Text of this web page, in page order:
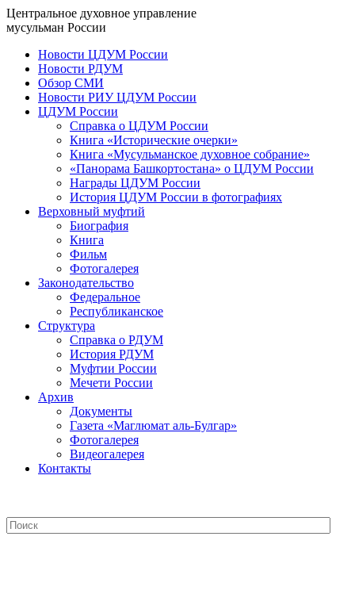
Центральное духовное управление
мусульман России
Новости ЦДУМ России
Новости РДУМ
Обзор СМИ
Новости РИУ ЦДУМ России
ЦДУМ России
Справка о ЦДУМ России
Книга «Исторические очерки»
Книга «Мусульманское духовное собрание»
«Панорама Башкортостана» о ЦДУМ России
Награды ЦДУМ России
История ЦДУМ России в фотографиях
Верховный муфтий
Биография
Книга
Фильм
Фотогалерея
Законодательство
Федеральное
Республиканское
Структура
Справка о РДУМ
История РДУМ
Муфтии России
Мечети России
Архив
Документы
Газета «Маглюмат аль-Булгар»
Фотогалерея
Видеогалерея
Контакты